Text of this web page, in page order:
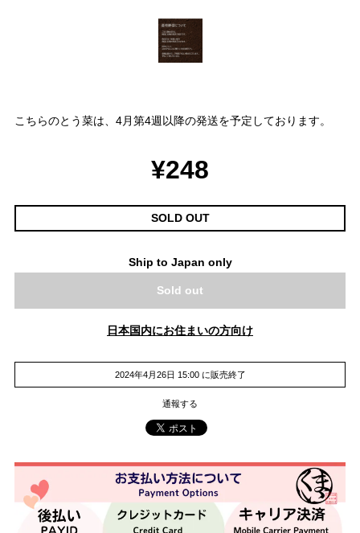
こちらのとう菜は、4月第4週以降の発送を予定しております。
¥248
SOLD OUT
Ship to Japan only
Sold out
日本国内にお住まいの方向け
2024年4月26日 15:00 に販売終了
通報する